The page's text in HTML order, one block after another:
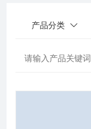
产品分类